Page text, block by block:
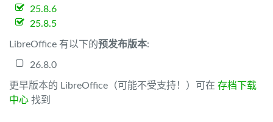
25.8.6
25.8.5
LibreOffice 有以下的预发布版本:
26.8.0
更早版本的 LibreOffice（可能不受支持！）可在 存档下载
中心 找到